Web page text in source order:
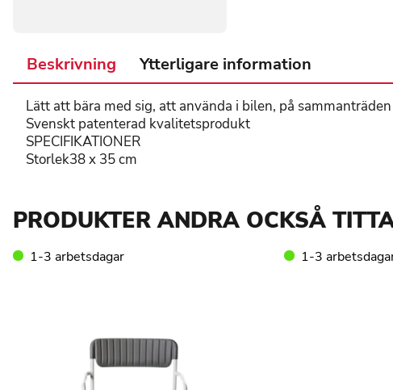
Beskrivning Ytterligare information
Lätt att bära med sig, att använda i bilen, på
Svenskt patenterad kvalitetsprodukt
SPECIFIKATIONER
Storlek38 x 35 cm
PRODUKTER ANDRA OCKSÅ
1-3 arbetsdagar 1-3